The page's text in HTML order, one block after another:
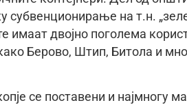
субвенционирање на т.н.
имаат двојно поголема
Берово, Штип, Битола и
се поставени и најмногу